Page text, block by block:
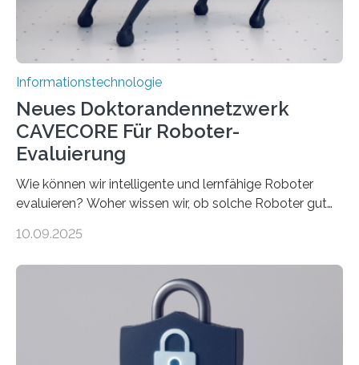
Rechenarchitekturen. Neben Quantencomputern
rücken dabei insbesondere…
Informationstechnologie
Neues Doktorandennetzwerk
CAVECORE Für Roboter-
Evaluierung
Wie können wir intelligente und lernfähige Roboter
evaluieren? Woher wissen wir, ob solche Roboter gut
sich CAVECORE – ein neues Marie Skłodowska-Curie
koordiniert wird. Ab dem 1. September werden sich
über einen Zeitraum von vier Jahren insgesamt 15
Promovierende im Rahmen von CAVECORE mit
kognitiven Robotern beschäftigen – also mit Robotern,
die mittels Sensoren ihre Umgebung erfassen,
10.09.2025